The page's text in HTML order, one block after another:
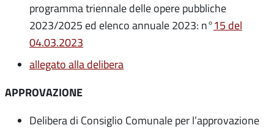
programma triennale delle opere pubbliche
2023/2025 ed elenco annuale 2023: n°15 del
04.03.2023
allegato alla delibera
APPROVAZIONE
Delibera di Consiglio Comunale per l’approvazione